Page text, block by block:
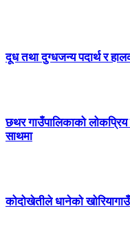
दूध तथा दुग्धजन्य पदार्थ र
छथर गाउँपालिकाको
साथमा
कोदोखेतीले धानेको खोरियागाउँ